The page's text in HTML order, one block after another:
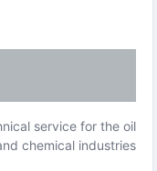
service for the oil
chemical industries.